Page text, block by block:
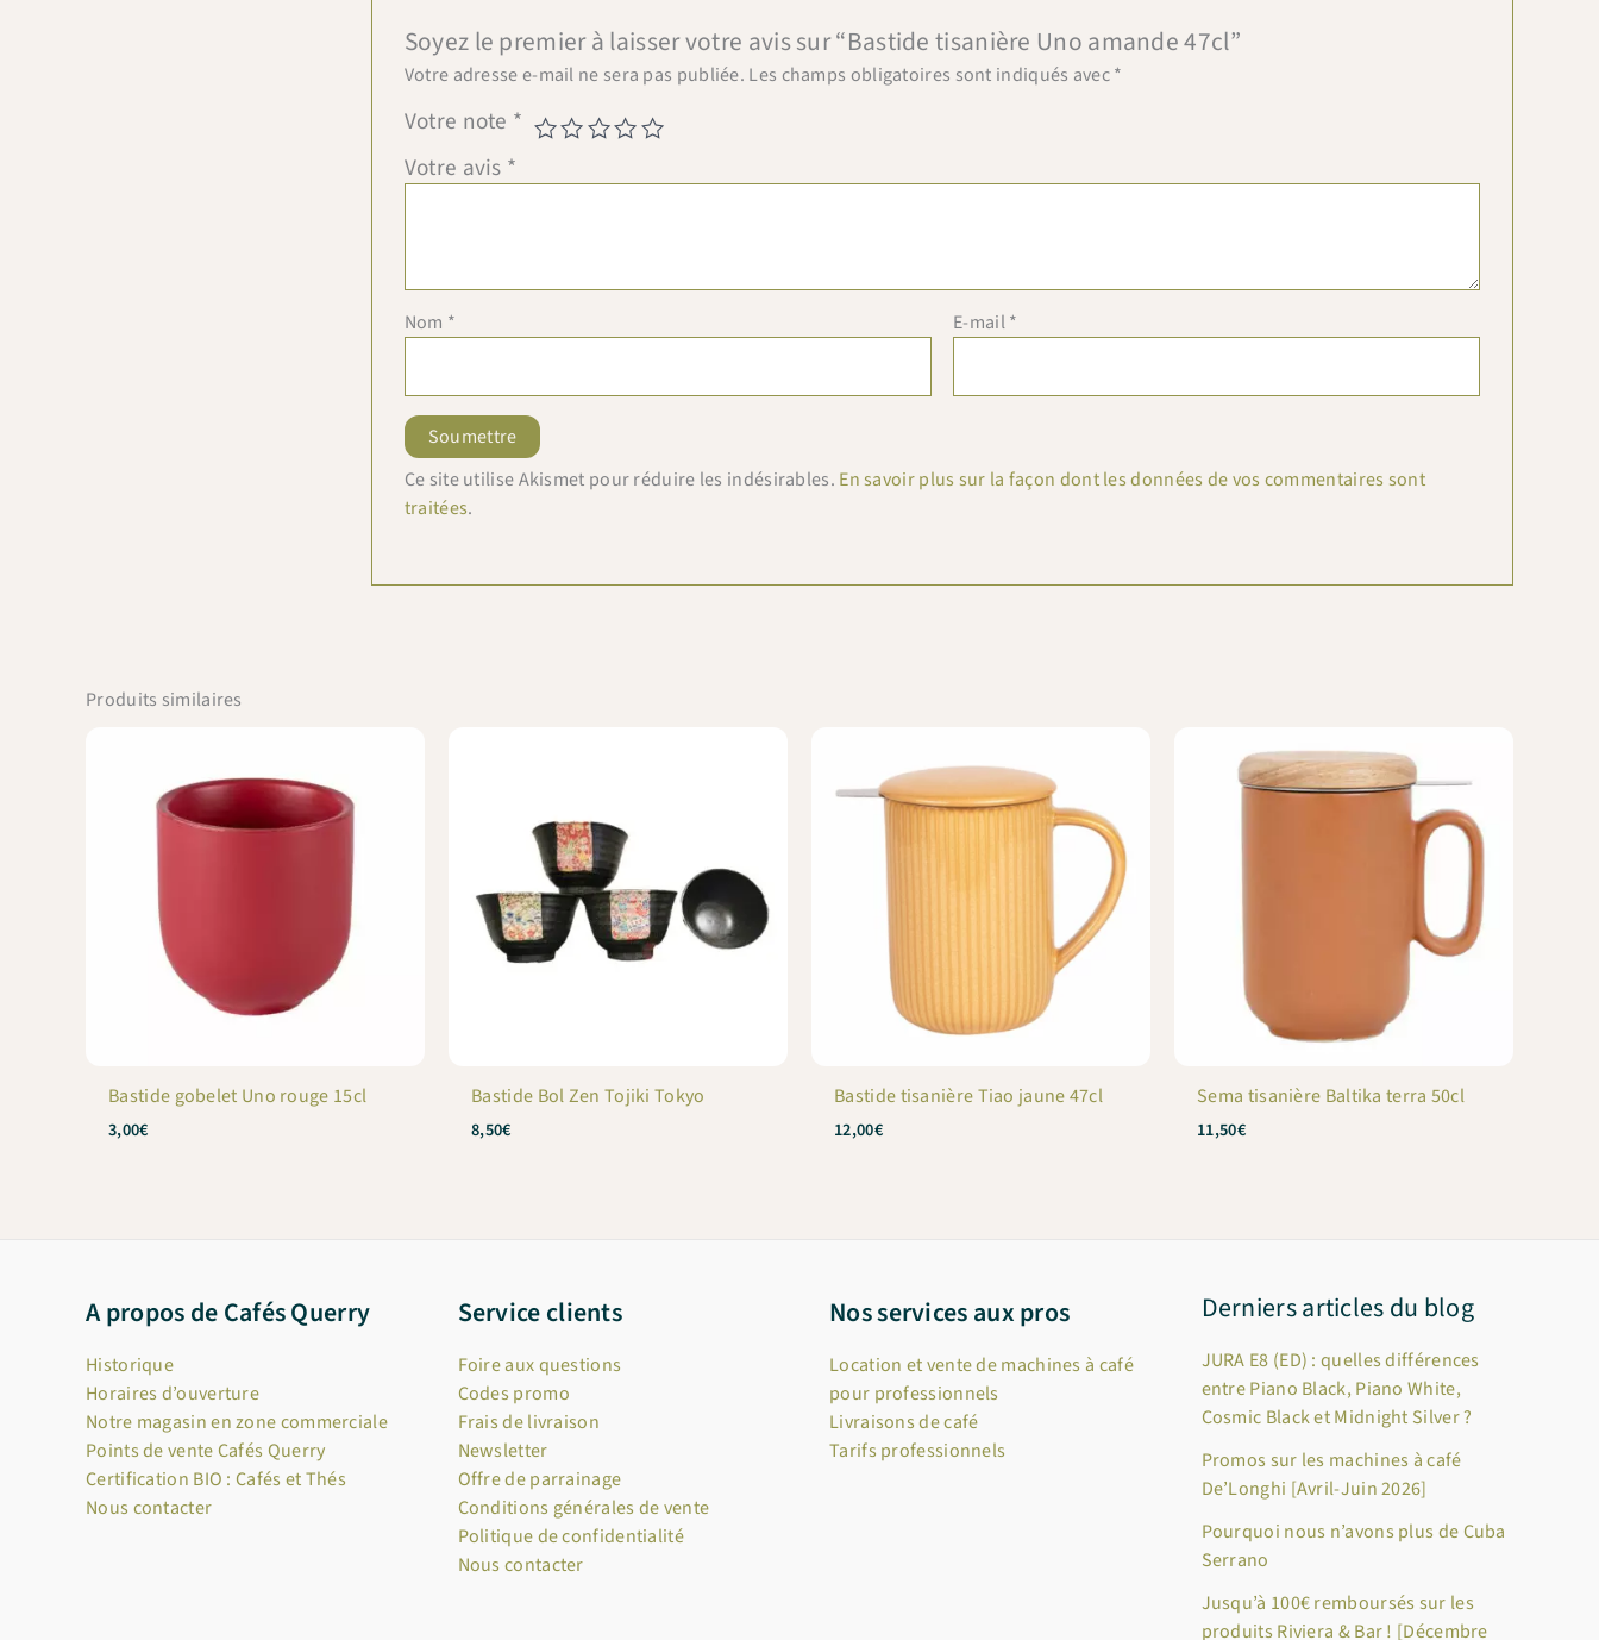
Soyez le premier à laisser votre avis sur “Bastide tisanière Uno amande 47cl”
Votre adresse e-mail ne sera pas publiée. Les champs obligatoires sont indiqués avec*
Votre note *
Votre avis *
Nom * E-mail*
Ce site utilise Akismet pour réduire les indésirables. En savoir plus sur la façon dont les données de vos commentaires sont
traitées.
Produits similaires
Bastide gobelet Uno rouge 15cl
3,00€
Bastide Bol Zen Tojiki Tokyo
8,50€
Bastide tisanière Tiao jaune 47cl
12,00€
Sema tisanière Baltika terra 50cl
11,50€
A propos de Cafés Querry
Historique
Horaires d’ouverture
Notre magasin en zone commerciale
Points de vente Cafés Querry
Certification BIO : Cafés et Thés
Nous contacter
Service clients
Foire aux questions
Codes promo
Frais de livraison
Newsletter
Offre de parrainage
Conditions générales de vente
Politique de confidentialité
Nous contacter
Nos services aux pros
Location et vente de machines à café
pour professionnels
Livraisons de café
Tarifs professionnels
Derniers articles du blog
JURA E8 (ED) : quelles différences
entre Piano Black, Piano White,
Cosmic Black et Midnight Silver ?
Promos sur les machines à café
De’Longhi [Avril-Juin 2026]
Pourquoi nous n’avons plus de Cuba
Serrano
Jusqu’à 100€ remboursés sur les
produits Riviera & Bar ! [Décembre